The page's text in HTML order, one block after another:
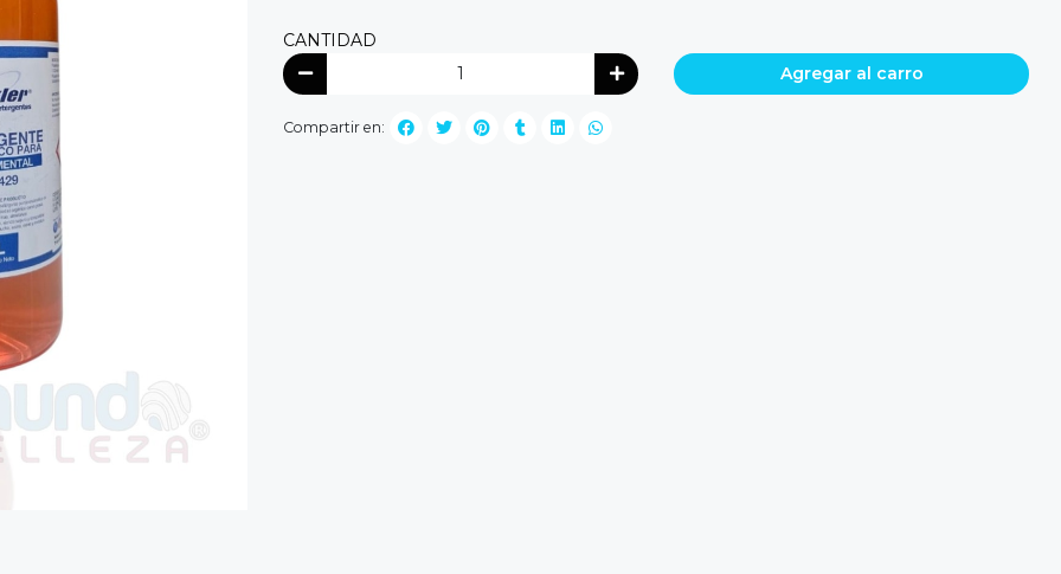
CANTIDAD
Agregar al carro
Compartir en: